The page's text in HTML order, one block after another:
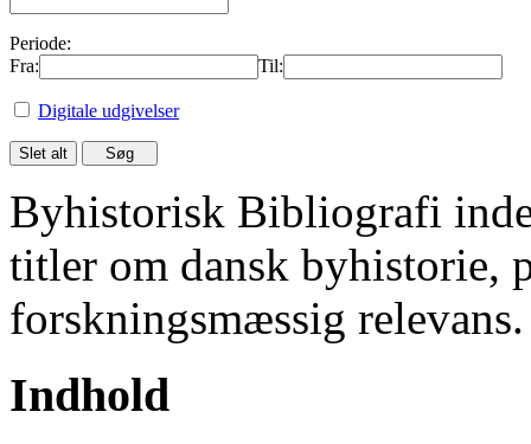
Periode:
Fra:
Til:
Digitale udgivelser
Byhistorisk Bibliografi
titler om dansk byhistorie,
forskningsmæssig relevans.
Indhold